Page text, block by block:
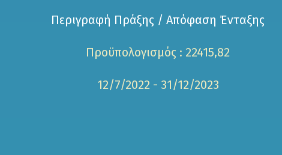
Περιγραφή Πράξης / Απόφαση Ένταξης
Προϋπολογισμός : 22415,82
12/7/2022 - 31/12/2023